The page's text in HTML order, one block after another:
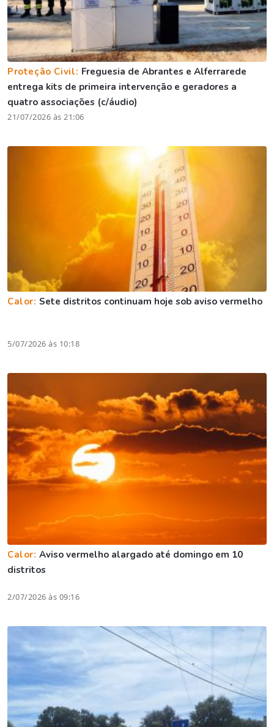
Proteção Civil: Freguesia de Abrantes e Alferrarede
entrega kits de primeira intervenção e geradores a
quatro associações (c/áudio)
21/07/2026 às 21:06
Calor:Sete distritos continuam hoje sob aviso vermelho
5/07/2026 às 10:18
Calor:Aviso vermelho alargado até domingo em 10
distritos
2/07/2026 às 09:16